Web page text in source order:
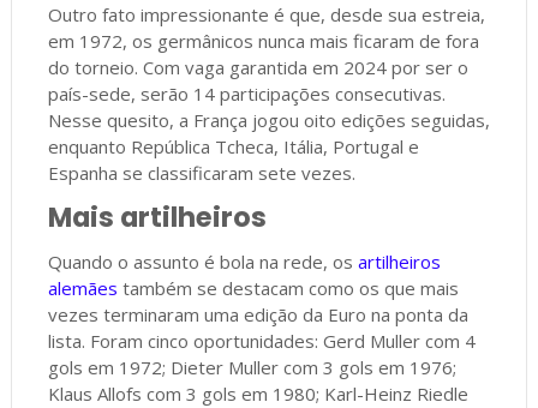
Outro fato impressionante é que, desde sua estreia,
em 1972, os germânicos nunca mais ficaram de fora
do torneio. Com vaga garantida em 2024 por ser o
país-sede, serão 14 participações consecutivas.
Nesse quesito, a França jogou oito edições seguidas,
enquanto República Tcheca, Itália, Portugal e
Espanha se classificaram sete vezes.
Mais artilheiros
Quando o assunto é bola na rede, os artilheiros
alemães também se destacam como os que mais
vezes terminaram uma edição da Euro na ponta da
lista. Foram cinco oportunidades: Gerd Muller com 4
gols em 1972; Dieter Muller com 3 gols em 1976;
Klaus Allofs com 3 gols em 1980; Karl-Heinz Riedle